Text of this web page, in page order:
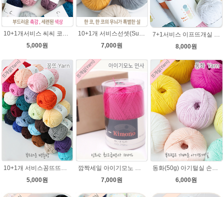
10+1개서비스 씨씨 코마면 100g 부드러운면사 뜨개실 코바늘실 여름실 뜨개질 가방실
5,000원
10+1개 서비스선셋(Sunset) 코튼실 Cotton 92% 가방 소품 뜨개실 코바늘실 사계절 모자뜨개실
7,000원
8,000원
10+1개 서비스꽁뜨뜨개실 면혼방실 꽁트 털실 봄 여름 뜨개질 아기실 꽁뜨실 인형실 블랭킷실
5,000원
깜짝세일 아이기모노 면사(레이스) 여름뜨개실 도일리 털실 손뜨개 뜨개질 코튼 뜨개실(뜨게질실)
7,000원
동화(50g) 아기털실 손뜨개질실 인형뜨기 유아 뜨개질실
6,000원